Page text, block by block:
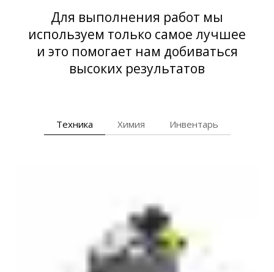
Для выполнения работ мы
используем только самое лучшее
и это помогает нам добиваться
высоких результатов
Техника Химия Инвентарь